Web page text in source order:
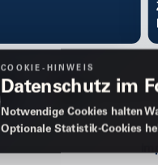
COOKIE-HINWEIS
Datenschutz im
Notwendige Cookies halten
Optionale Statistik-Cookies